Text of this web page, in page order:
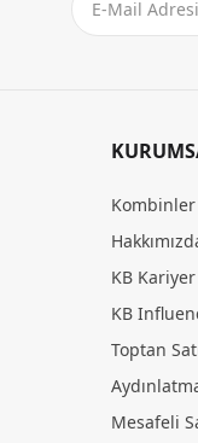
Kombinler
KB Kariyer
KB
Toptan
Mesafeli